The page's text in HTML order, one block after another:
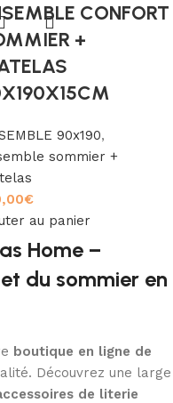
CONFORT
+
90x190,
sommier +
€
au panier
Home –
du sommier en
boutique en ligne de
Découvrez une large
de literie